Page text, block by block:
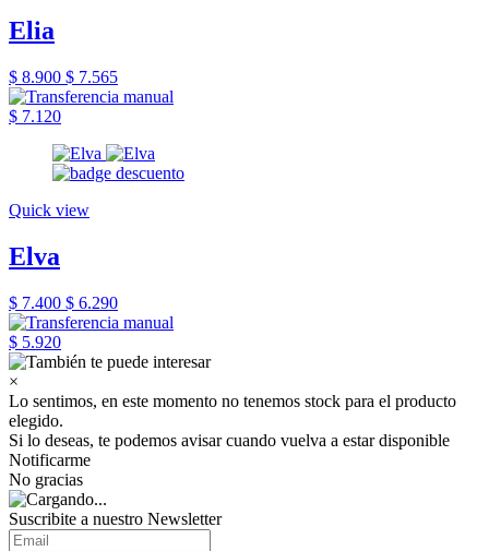
Elia
$ 8.900 $ 7.565
$ 7.120
Quick view
Elva
$ 7.400 $ 6.290
$ 5.920
×
Lo sentimos, en este momento no tenemos stock para el producto
elegido.
Si lo deseas, te podemos avisar cuando vuelva a estar disponible
Notificarme
No gracias
Suscribite a nuestro Newsletter